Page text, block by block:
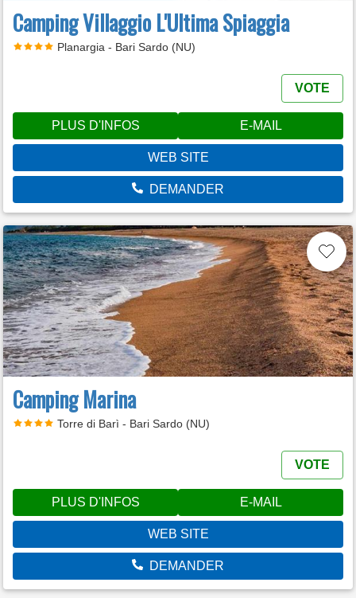
Camping Villaggio L'Ultima Spiaggia
Planargia - Bari Sardo (NU)
VOTE
PLUS D'INFOS E-MAIL
WEB SITE
DEMANDER
Camping Marina
Torre di Barì - Bari Sardo (NU)
VOTE
PLUS D'INFOS E-MAIL
WEB SITE
DEMANDER